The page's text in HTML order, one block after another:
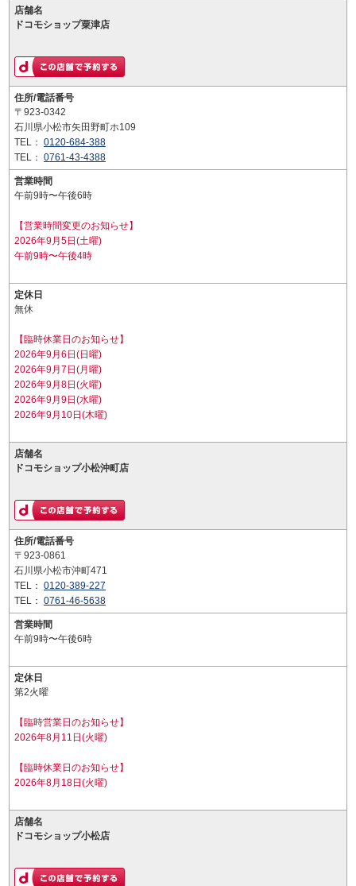
店舗名
ドコモショップ粟津店
住所/電話番号
〒923-0342
石川県小松市矢田野町ホ109
TEL： 0120-684-388
TEL： 0761-43-4388
営業時間
午前9時〜午後6時
【営業時間変更のお知らせ】
2026年9月5日(土曜)
午前9時〜午後4時
定休日
無休
【臨時休業日のお知らせ】
2026年9月6日(日曜)
2026年9月7日(月曜)
2026年9月8日(火曜)
2026年9月9日(水曜)
2026年9月10日(木曜)
店舗名
ドコモショップ小松沖町店
住所/電話番号
〒923-0861
石川県小松市沖町471
TEL： 0120-389-227
TEL： 0761-46-5638
営業時間
午前9時〜午後6時
定休日
第2火曜
【臨時営業日のお知らせ】
2026年8月11日(火曜)
【臨時休業日のお知らせ】
2026年8月18日(火曜)
店舗名
ドコモショップ小松店